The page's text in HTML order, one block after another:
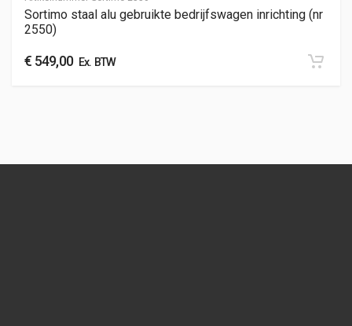
Sortimo staal alu gebruikte bedrijfswagen inrichting (nr
2550)
€ 549,00Ex. BTW